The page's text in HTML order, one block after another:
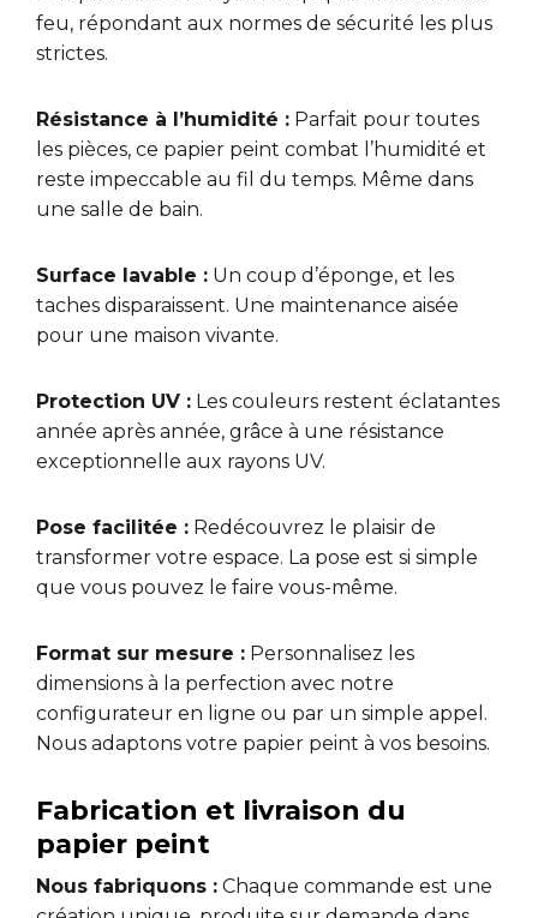
feu, répondant aux normes de sécurité les plus
strictes.
Résistance à l’humidité : Parfait pour toutes
les pièces, ce papier peint combat l’humidité et
reste impeccable au fil du temps. Même dans
une salle de bain.
Surface lavable : Un coup d’éponge, et les
taches disparaissent. Une maintenance aisée
pour une maison vivante.
Protection UV : Les couleurs restent éclatantes
année après année, grâce à une résistance
exceptionnelle aux rayons UV.
Pose facilitée : Redécouvrez le plaisir de
transformer votre espace. La pose est si simple
que vous pouvez le faire vous-même.
Format sur mesure : Personnalisez les
dimensions à la perfection avec notre
configurateur en ligne ou par un simple appel.
Nous adaptons votre papier peint à vos besoins.
Fabrication et livraison du
papier peint
Nous fabriquons : Chaque commande est une